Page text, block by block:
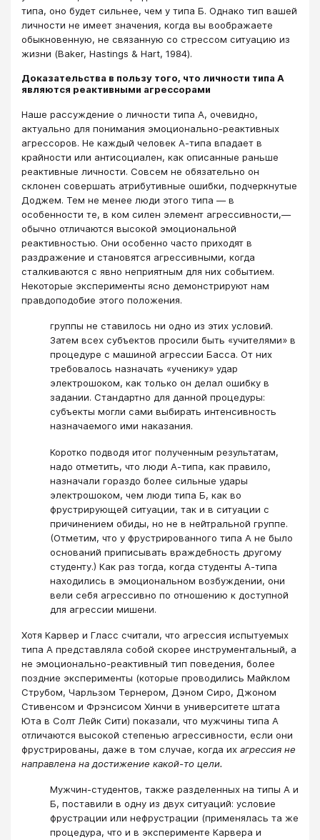
типа, оно будет сильнее, чем у типа Б. Однако тип вашей
личности не имеет значения, когда вы воображаете
обыкновенную, не связанную со стрессом ситуацию из
жизни (Baker, Hastings & Hart, 1984).
Доказательства в пользу того, что личности типа А
являются реактивными агрессорами
Наше рассуждение о личности типа А, очевидно,
актуально для понимания эмоционально-реактивных
агрессоров. Не каждый человек А-типа впадает в
крайности или антисоциален, как описанные раньше
реактивные личности. Совсем не обязательно он
склонен совершать атрибутивные ошибки, подчеркнутые
Доджем. Тем не менее люди этого типа — в
особенности те, в ком силен элемент агрессивности,—
обычно отличаются высокой эмоциональной
реактивностью. Они особенно часто приходят в
раздражение и становятся агрессивными, когда
сталкиваются с явно неприятным для них событием.
Некоторые эксперименты ясно демонстрируют нам
правдоподобие этого положения.
группы не ставилось ни одно из этих условий.
Затем всех субъектов просили быть «учителями» в
процедуре с машиной агрессии Басса. От них
требовалось назначать «ученику» удар
электрошоком, как только он делал ошибку в
задании. Стандартно для данной процедуры:
субъекты могли сами выбирать интенсивность
назначаемого ими наказания.
Коротко подводя итог полученным результатам,
надо отметить, что люди А-типа, как правило,
назначали гораздо более сильные удары
электрошоком, чем люди типа Б, как во
фрустрирующей ситуации, так и в ситуации с
причинением обиды, но не в нейтральной группе.
(Отметим, что у фрустрированного типа А не было
оснований приписывать враждебность другому
студенту.) Как раз тогда, когда студенты А-типа
находились в эмоциональном возбуждении, они
вели себя агрессивно по отношению к доступной
для агрессии мишени.
Хотя Карвер и Гласс считали, что агрессия испытуемых
типа А представляла собой скорее инструментальный, а
не эмоционально-реактивный тип поведения, более
поздние эксперименты (которые проводились Майклом
Струбом, Чарльзом Тернером, Дэном Сиро, Джоном
Стивенсом и Фрэнсисом Хинчи в университете штата
Юта в Солт Лейк Сити) показали, что мужчины типа А
отличаются высокой степенью агрессивности, если они
фрустрированы, даже в том случае, когда их агрессия не
направлена на достижение какой-то цели.
Мужчин-студентов, также разделенных на типы А и
Б, поставили в одну из двух ситуаций: условие
фрустрации или нефрустрации (применялась та же
процедура, что и в эксперименте Карвера и